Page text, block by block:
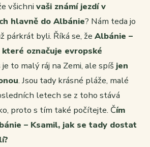
všichni vaši známí jezdí v
hlavně do Albánie? Nám teda jo
párkrát byli. Říká se, že Albánie –
označuje evropské
je to malý ráj na Zemi, ale spíš jen
. Jsou tady krásné pláže, malé
letech se z toho stává
proto s tím také počítejte. Čím
– Ksamil, jak se tady dostat